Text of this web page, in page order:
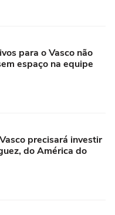
para o Vasco não
espaço na equipe
precisará investir
do América do